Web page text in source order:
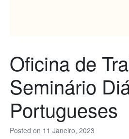
Posted on 11 Janeiro, 2023
Oficina de
Seminário
Portugueses